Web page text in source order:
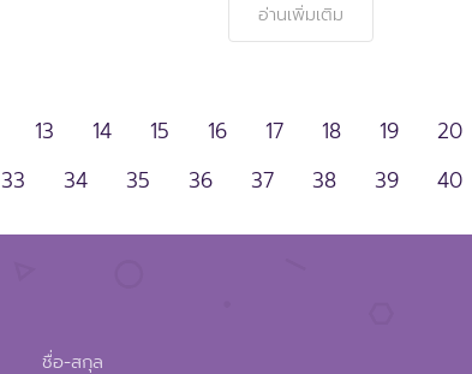
อ่านเพิ่มเติม
13 14 15 16 17 18 19 20
33 34 35 36 37 38 39 40
ชื่อ-สกุล